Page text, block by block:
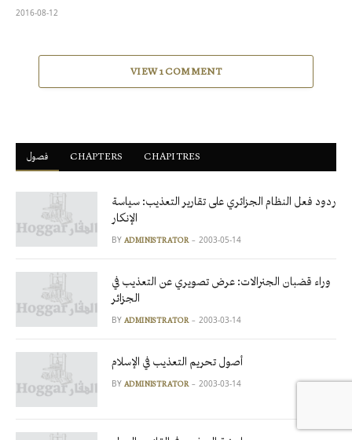
2016-08-12
VIEW 1 COMMENT
فصول ْCHAPTERS CHAPITRES
ردود فعل النظام الجزائري على تقارير التعذيب: سياسة
الإنكار
BY ADMINISTRATOR 2003-05-14
وراء قضبان الجنرالات: عرض تصويري عن التعذيب في
الجزائر
BY ADMINISTRATOR 2003-03-14
أصول تحريم التعذيب في الإسلام
BY ADMINISTRATOR 2003-03-14